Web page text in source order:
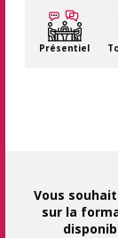
Présentiel
Vous
sur la